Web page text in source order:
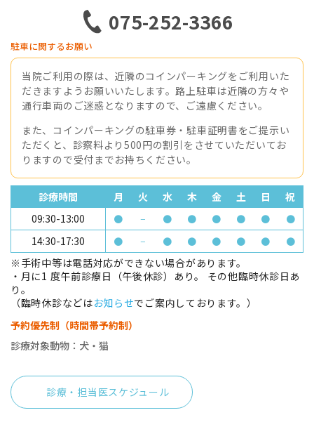
075-252-3366
駐車に関するお願い
当院ご利用の際は、近隣のコインパーキングをご利用いた
だきますようお願いいたします。路上駐車は近隣の方々や
通行車両のご迷惑となりますので、ご遠慮ください。
また、コインパーキングの駐車券・駐車証明書をご提示い
ただくと、診察料より500円の割引をさせていただいてお
りますので受付までお持ちください。
診療時間 月 火 水 木 金 土 日
祝
09:30-13:00
● − ● ● ● ● ● ●
14:30-17:30 ● − ● ● ● ● ● ●
※手術中等は電話対応ができない場合があります。
・月に1 度午前診療日（午後休診）あり。 その他臨時休診日あ
り。
（臨時休診などはお知らせでご案内しております。）
予約優先制（時間帯予約制）
診療対象動物：犬・猫
診療・担当医スケジュール